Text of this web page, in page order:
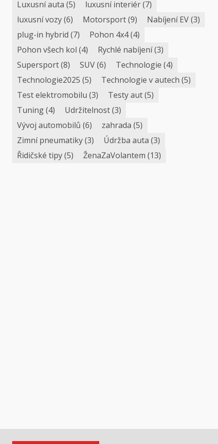
Luxusní auta (5) luxusní interiér(7)
luxusní vozy(6) Motorsport(9) Nabíjení EV(3)
plug-in hybrid (7) Pohon 4x4(4)
Pohon všech kol (4) Rychlé nabíjení(3)
Supersport(8) SUV(6) Technologie (4)
Technologie2025 (5) Technologie v autech (5)
Test elektromobilu (3) Testy aut(5)
Tuning(4) Udržitelnost(3)
Vývoj automobilů (6) zahrada (5)
Zimní pneumatiky(3) Údržba auta (3)
Řidičské tipy(5) ŽenaZaVolantem (13)